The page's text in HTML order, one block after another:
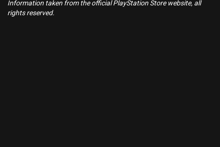
Information taken from the official PlayStation Store website, all
rights reserved.